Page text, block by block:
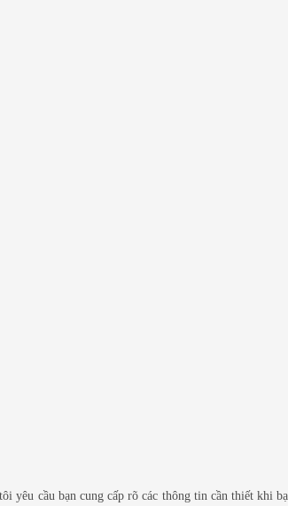
yêu cầu bạn cung cấp rõ các thông tin cần thiết khi